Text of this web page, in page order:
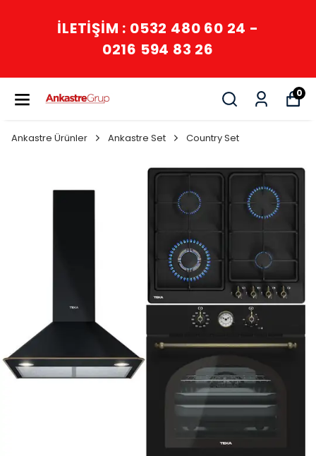
İLETİŞİM : 0532 480 60 24 -
0216 594 83 26
0
Ankastre Ürünler Ankastre Set Country Set